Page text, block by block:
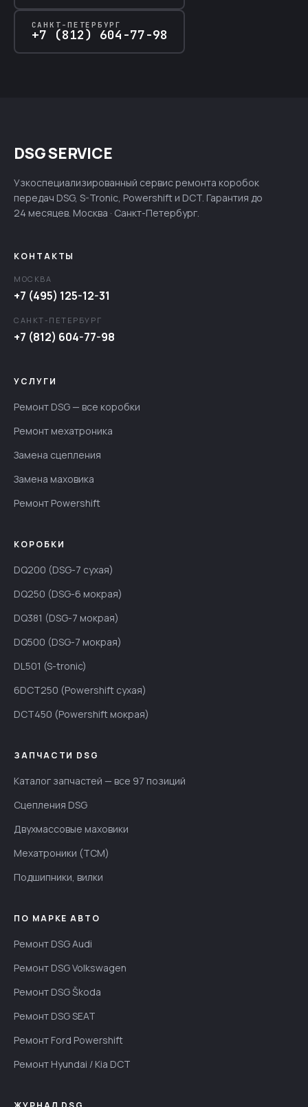
САНКТ-ПЕТЕРБУРГ
+7 (812) 604-77-98
DSG SERVICE
Узкоспециализированный сервис ремонта коробок
передач DSG, S-Tronic, Powershift и DCT. Гарантия до
24 месяцев. Москва · Санкт-Петербург.
КОНТАКТЫ
МОСКВА
+7 (495) 125-12-31
САНКТ-ПЕТЕРБУРГ
+7 (812) 604-77-98
УСЛУГИ
Ремонт DSG — все коробки
Ремонт мехатроника
Замена сцепления
Замена маховика
Ремонт Powershift
КОРОБКИ
DQ200 (DSG-7 сухая)
DQ250 (DSG-6 мокрая)
DQ381 (DSG-7 мокрая)
DQ500 (DSG-7 мокрая)
DL501 (S-tronic)
6DCT250 (Powershift сухая)
DCT450 (Powershift мокрая)
ЗАПЧАСТИ DSG
Каталог запчастей — все 97 позиций
Сцепления DSG
Двухмассовые маховики
Мехатроники (TCM)
Подшипники, вилки
ПО МАРКЕ АВТО
Ремонт DSG Audi
Ремонт DSG Volkswagen
Ремонт DSG Škoda
Ремонт DSG SEAT
Ремонт Ford Powershift
Ремонт Hyundai / Kia DCT